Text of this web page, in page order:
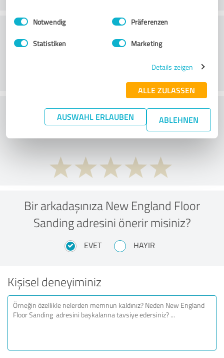
Impressum Datenschutzbestimmungen
Einwilligungsauswahl
Notwendig Präferenzen
Statistiken Marketing
Details zeigen
ALLE ZULASSEN
AUSWAHL ERLAUBEN ABLEHNEN
Müşteri Hizmetleri
Fiyat/performans oranı hakkında ne
düşünüyorsunuz?
Bir arkadaşınıza New England Floor
Sanding adresini önerir misiniz?
EVET HAYIR
Kişisel deneyiminiz